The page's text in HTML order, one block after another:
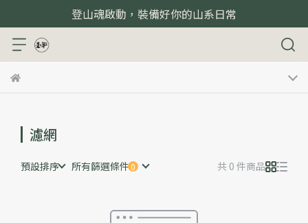
登山魂啟動，裝備好你的山系日常
濾網
預設排序 所有篩選條件 共 0 件商品